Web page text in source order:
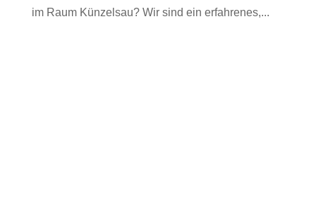
im Raum Künzelsau? Wir sind ein erfahrenes,...